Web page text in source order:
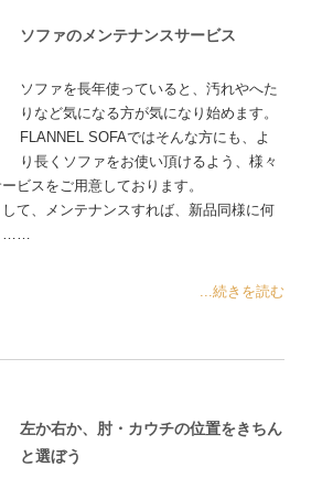
ソファのメンテナンスサービス
ソファを長年使っていると、汚れやへた
りなど気になる方が気になり始めます。
FLANNEL SOFAではそんな方にも、よ
り長くソファをお使い頂けるよう、様々
ビスをご用意しております。
て、メンテナンスすれば、新品同様に何
……
...続きを読む
左か右か、肘・カウチの位置をきちん
と選ぼう